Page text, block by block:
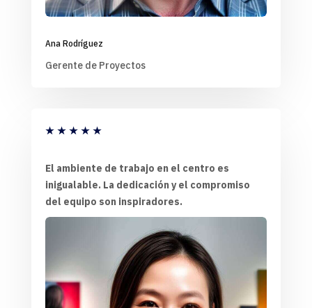
Ana Rodríguez
Gerente de Proyectos
★ ★ ★ ★ ★
El ambiente de trabajo en el centro es
inigualable. La dedicación y el compromiso
del equipo son inspiradores.